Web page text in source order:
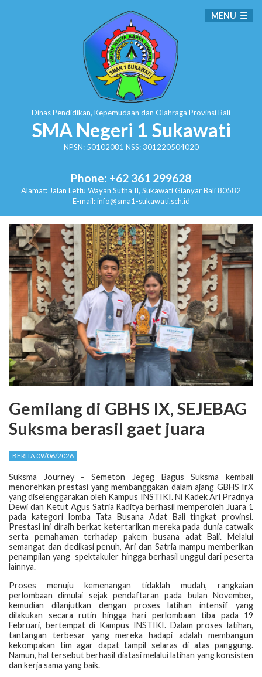
Dinas Pendidikan, Kepemudaan dan Olahraga Provinsi Bali
SMA Negeri 1 Sukawati
NPSN: 50102081 NSS: 301220504020
Phone: +62 361 299628
Alamat: Jalan Lettu Wayan Sutha II, SukawatiGianyar Bali 80582
E-mail: info@sma1-sukawati.sch.id
MENU
Gemilang di GBHS IX, SEJEBAG
Suksma berasil gaet juara
BERITA 09/06/2026
Suksma Journey - Semeton Jegeg Bagus Suksma kembali
menorehkan prestasi yang membanggakan dalam ajang GBHS IrX
yang diselenggarakan oleh Kampus INSTIKI. Ni Kadek Ari Pradnya
Dewi dan Ketut Agus Satria Raditya berhasil memperoleh Juara 1
pada kategori lomba Tata Busana Adat Bali tingkat provinsi.
Prestasi ini diraih berkat ketertarikan mereka pada dunia catwalk
serta pemahaman terhadap pakem busana adat Bali. Melalui
semangat dan dedikasi penuh, Ari dan Satria mampu memberikan
penampilan yang spektakuler hingga berhasil unggul dari peserta
lainnya.
Proses menuju kemenangan tidaklah mudah, rangkaian
perlombaan dimulai sejak pendaftaran pada bulan November,
kemudian dilanjutkan dengan proses latihan intensif yang
dilakukan secara rutin hingga hari perlombaan tiba pada 19
Februari, bertempat di Kampus INSTIKI. Dalam proses latihan,
tantangan terbesar yang mereka hadapi adalah membangun
kekompakan tim agar dapat tampil selaras di atas panggung.
Namun, hal tersebut berhasil diatasi melalui latihan yang konsisten
dan kerja sama yang baik.